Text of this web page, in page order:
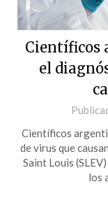
Científicos
el
Científicos
de virus que
Saint Louis
los